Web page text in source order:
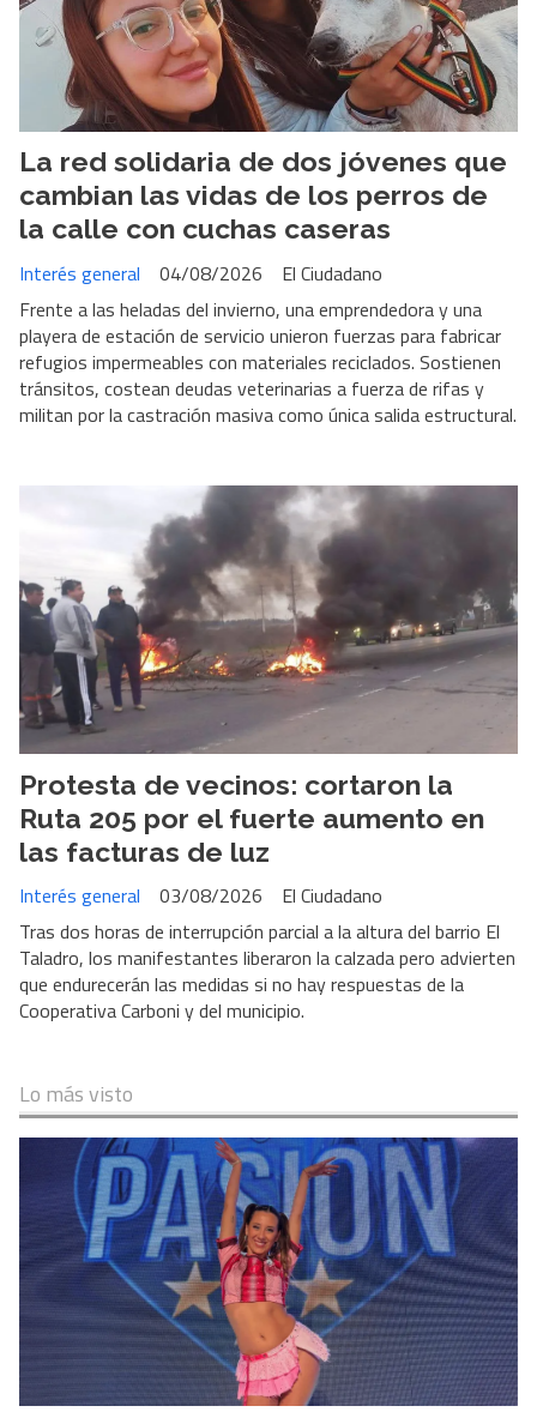
La red solidaria de dos jóvenes que
cambian las vidas de los perros de
la calle con cuchas caseras
El Ciudadano
Interés general
04/08/2026
Frente a las heladas del invierno, una emprendedora y una
playera de estación de servicio unieron fuerzas para fabricar
refugios impermeables con materiales reciclados. Sostienen
tránsitos, costean deudas veterinarias a fuerza de rifas y
militan por la castración masiva como única salida estructural.
Protesta de vecinos: cortaron la
Ruta 205 por el fuerte aumento en
las facturas de luz
El Ciudadano
Interés general
03/08/2026
Tras dos horas de interrupción parcial a la altura del barrio El
Taladro, los manifestantes liberaron la calzada pero advierten
que endurecerán las medidas si no hay respuestas de la
Cooperativa Carboni y del municipio.
Lo más visto